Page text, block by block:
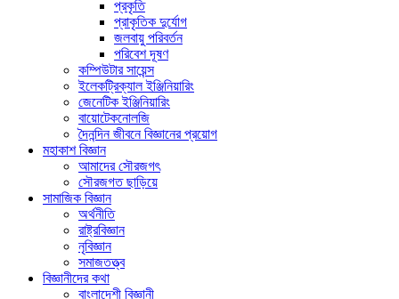
প্রকৃতি
প্রাকৃতিক দুর্যোগ
জলবায়ু পরিবর্তন
পরিবেশ দূষণ
কম্পিউটার সায়েন্স
ইলেকট্রিক্যাল ইঞ্জিনিয়ারিং
জেনেটিক ইঞ্জিনিয়ারিং
বায়োটেকনোলজি
দৈনন্দিন জীবনে বিজ্ঞানের প্রয়োগ
মহাকাশ বিজ্ঞান
আমাদের সৌরজগৎ
সৌরজগত ছাড়িয়ে
সামাজিক বিজ্ঞান
অর্থনীতি
রাষ্ট্রবিজ্ঞান
নৃবিজ্ঞান
সমাজতত্ত্ব
বিজ্ঞানীদের কথা
বাংলাদেশী বিজ্ঞানী